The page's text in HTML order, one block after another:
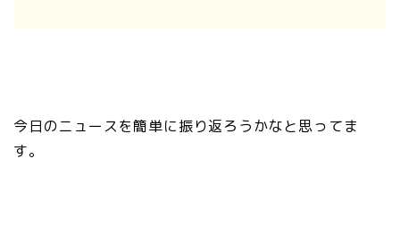
今日のニュースを簡単に振り返ろうかなと思ってま
す。